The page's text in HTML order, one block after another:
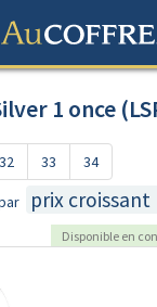
1 once
32 33 34
Disponible en